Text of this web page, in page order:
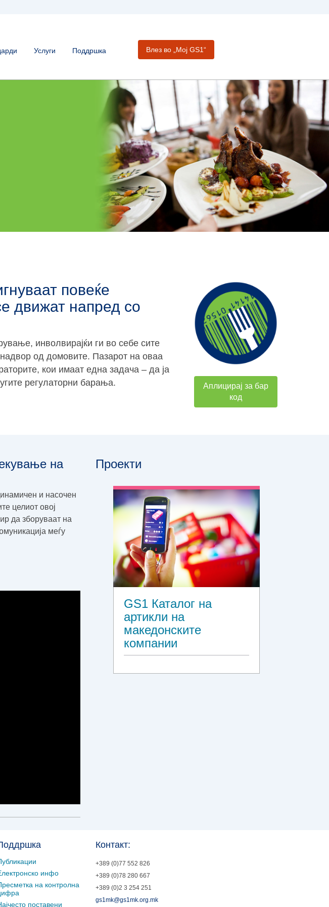
Услуги Поддршка Влез во „Moj GS1“
повеќе
движат напред со
инволвирајќи ги во себе сите
од домовите. Пазарот на оваа
кои имаат една задача – да ја
регулаторни барања.
Аплицирај за бар
код
на
и насочен
целиот овој
да зборуваат на
меѓу
Проекти
GS1 Каталог на
артикли на
македонските
компании
инфо
на контролна
поставени
Контакт:
+389 (0)77 552 826
+389 (0)78 280 667
+389 (0)2 3 254 251
gs1mk@gs1mk.org.mk